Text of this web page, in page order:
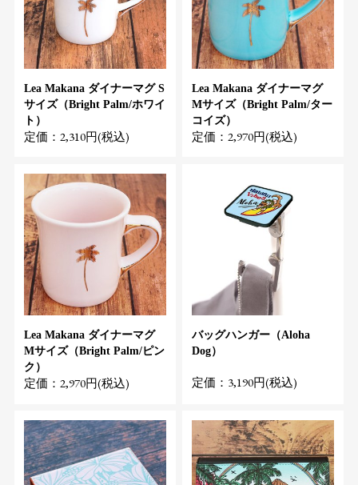
Lea Makana ダイナーマグ S
サイズ（Bright Palm/ホワイ
ト）
定価：2,310円(税込)
Lea Makana ダイナーマグ
Mサイズ（Bright Palm/ター
コイズ）
定価：2,970円(税込)
Lea Makana ダイナーマグ
Mサイズ（Bright Palm/ピン
ク）
定価：2,970円(税込)
バッグハンガー（Aloha
Dog）
定価：3,190円(税込)